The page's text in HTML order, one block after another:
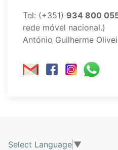
Tel: (+351) 934 800
rede móvel nacional.)
António Guilherme
Select Language ▼